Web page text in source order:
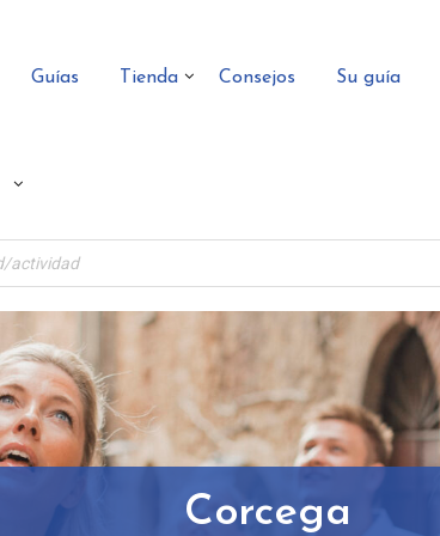
Guías Tienda Consejos Su guía
Corcega